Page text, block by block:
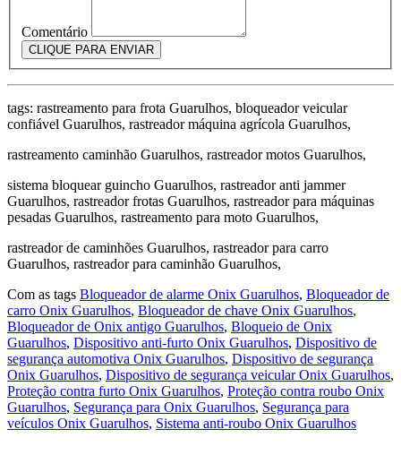
Comentário
CLIQUE PARA ENVIAR
tags: rastreamento para frota Guarulhos, bloqueador veicular
confiável Guarulhos, rastreador máquina agrícola Guarulhos,
rastreamento caminhão Guarulhos, rastreador motos Guarulhos,
sistema bloquear guincho Guarulhos, rastreador anti jammer
Guarulhos, rastreador frotas Guarulhos, rastreador para máquinas
pesadas Guarulhos, rastreamento para moto Guarulhos,
rastreador de caminhões Guarulhos, rastreador para carro
Guarulhos, rastreador para caminhão Guarulhos,
Com as tags Bloqueador de alarme Onix Guarulhos, Bloqueador de
carro Onix Guarulhos, Bloqueador de chave Onix Guarulhos,
Bloqueador de Onix antigo Guarulhos, Bloqueio de Onix
Guarulhos, Dispositivo anti-furto Onix Guarulhos, Dispositivo de
segurança automotiva Onix Guarulhos, Dispositivo de segurança
Onix Guarulhos, Dispositivo de segurança veicular Onix Guarulhos,
Proteção contra furto Onix Guarulhos, Proteção contra roubo Onix
Guarulhos, Segurança para Onix Guarulhos, Segurança para
veículos Onix Guarulhos, Sistema anti-roubo Onix Guarulhos